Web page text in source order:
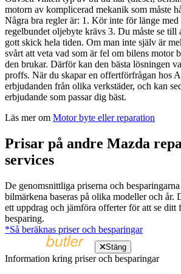
motorn av komplicerad mekanik som måste
Några bra regler är: 1. Kör inte för länge med
regelbundet oljebyte krävs 3. Du måste se till
gott skick hela tiden. Om man inte själv är
svårt att veta vad som är fel om bilens motor
den brukar. Därför kan den bästa lösningen
proffs. När du skapar en offertförfrågan hos
erbjudanden från olika verkstäder, och kan
erbjudande som passar dig bäst.
Läs mer om Motor byte eller reparation
Prisar på andre Mazda
services
De genomsnittliga priserna och
bilmärkena baseras på olika modeller och år.
ett uppdrag och jämföra offerter för att se ditt
besparing.
*Så beräknas priser och besparingar
Stäng
Information kring priser och besparingar